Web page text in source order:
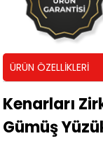
ÜRÜN ÖZELLIKLERI
Kenarları
Gümüş